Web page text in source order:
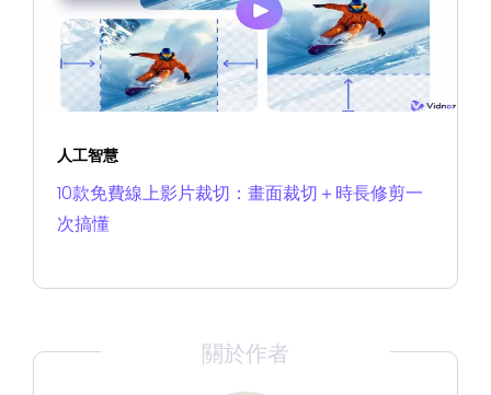
人工智慧
10款免費線上影片裁切：畫面裁切＋時長修剪一
次搞懂
關於作者